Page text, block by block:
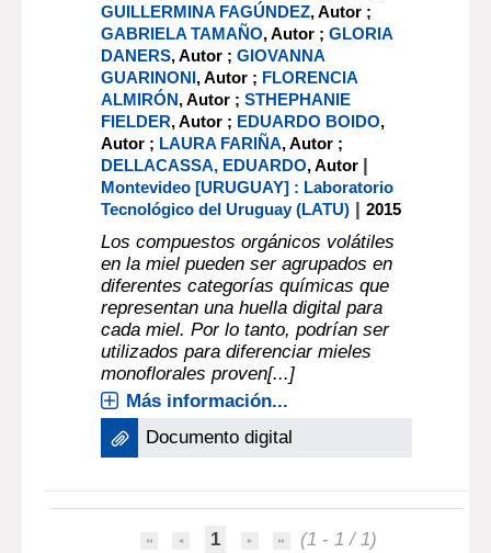
GUILLERMINA FAGÚNDEZ, Autor ;
GABRIELA TAMAÑO, Autor ;GLORIA
DANERS, Autor ;GIOVANNA
GUARINONI, Autor ; FLORENCIA
ALMIRÓN, Autor ;STHEPHANIE
FIELDER, Autor ; EDUARDO BOIDO,
Autor ; LAURA FARIÑA, Autor ;
DELLACASSA, EDUARDO, Autor |
Montevideo [URUGUAY] : Laboratorio
Tecnológico del Uruguay (LATU) |2015
Los compuestos orgánicos volátiles
en la miel pueden ser agrupados en
diferentes categorías químicas que
representan una huella digital para
cada miel. Por lo tanto, podrían ser
utilizados para diferenciar mieles
monoflorales proven[...]
Más información...
Documento digital
1
(1 - 1 / 1)